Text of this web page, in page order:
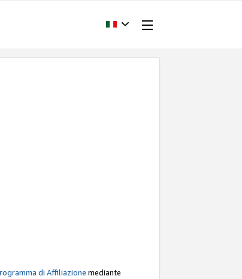
di Affiliazione mediante